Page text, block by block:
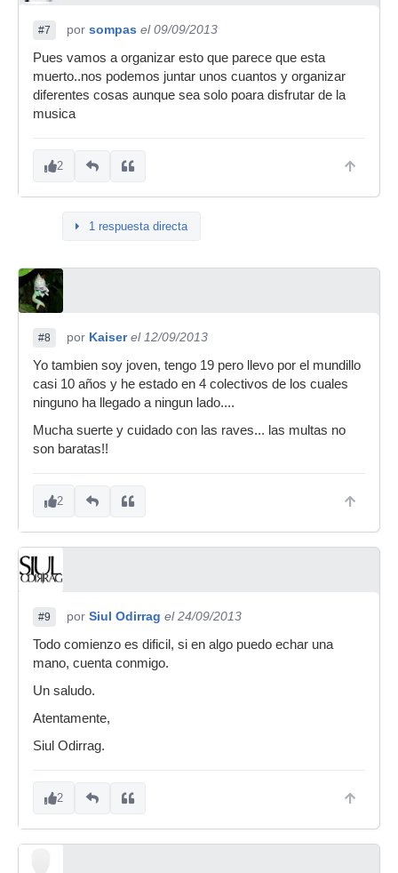
#7 por sompas el 09/09/2013
Pues vamos a organizar esto que parece que esta
muerto..nos podemos juntar unos cuantos y organizar
diferentes cosas aunque sea solo poara disfrutar de la
musica
2
1 respuesta directa
#8 por Kaiser el 12/09/2013
Yo tambien soy joven, tengo 19 pero llevo por el mundillo
casi 10 años y he estado en 4 colectivos de los cuales
ninguno ha llegado a ningun lado....
Mucha suerte y cuidado con las raves... las multas no
son baratas!!
2
#9 por Siul Odirrag el 24/09/2013
Todo comienzo es dificil, si en algo puedo echar una
mano, cuenta conmigo.
Un saludo.
Atentamente,
Siul Odirrag.
2